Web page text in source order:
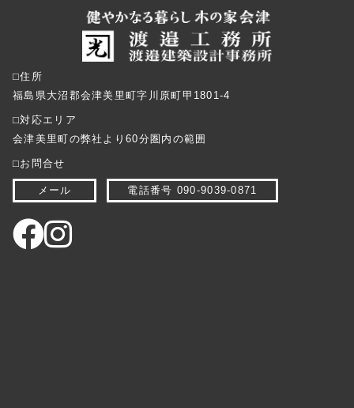
⬜︎住所
福島県大沼郡会津美里町字川原町甲1801-4
⬜︎対応エリア
会津美里町の弊社より60分圏内の範囲
⬜︎お問合せ
メール 電話番号 090-9039-0871